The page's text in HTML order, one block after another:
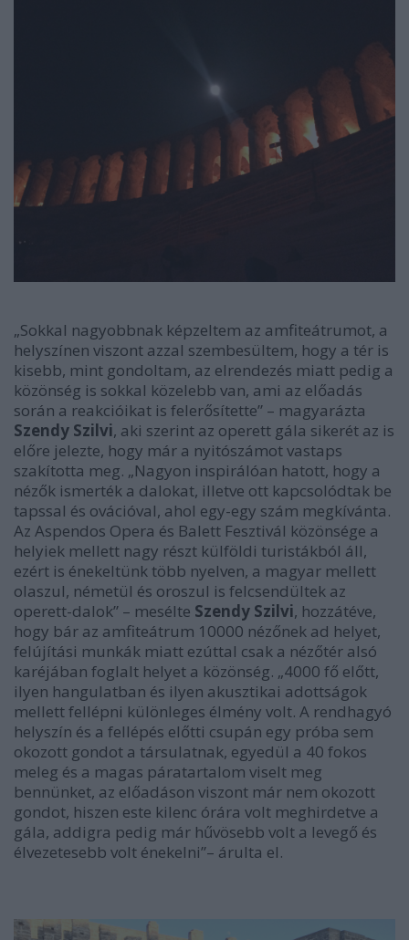
„Sokkal nagyobbnak képzeltem az amfiteátrumot, a
helyszínen viszont azzal szembesültem, hogy a tér is
kisebb, mint gondoltam, az elrendezés miatt pedig a
közönség is sokkal közelebb van, ami az előadás
során a reakcióikat is felerősítette” – magyarázta
Szendy Szilvi, aki szerint az operett gála sikerét az is
előre jelezte, hogy már a nyitószámot vastaps
szakította meg. „Nagyon inspirálóan hatott, hogy a
nézők ismerték a dalokat, illetve ott kapcsolódtak be
tapssal és ovációval, ahol egy-egy szám megkívánta.
Az Aspendos Opera és Balett Fesztivál közönsége a
helyiek mellett nagy részt külföldi turistákból áll,
ezért is énekeltünk több nyelven, a magyar mellett
olaszul, németül és oroszul is felcsendültek az
operett-dalok” – mesélte Szendy Szilvi, hozzátéve,
hogy bár az amfiteátrum 10000 nézőnek ad helyet,
felújítási munkák miatt ezúttal csak a nézőtér alsó
karéjában foglalt helyet a közönség. „4000 fő előtt,
ilyen hangulatban és ilyen akusztikai adottságok
mellett fellépni különleges élmény volt. A rendhagyó
helyszín és a fellépés előtti csupán egy próba sem
okozott gondot a társulatnak, egyedül a 40 fokos
meleg és a magas páratartalom viselt meg
bennünket, az előadáson viszont már nem okozott
gondot, hiszen este kilenc órára volt meghirdetve a
gála, addigra pedig már hűvösebb volt a levegő és
élvezetesebb volt énekelni”– árulta el.